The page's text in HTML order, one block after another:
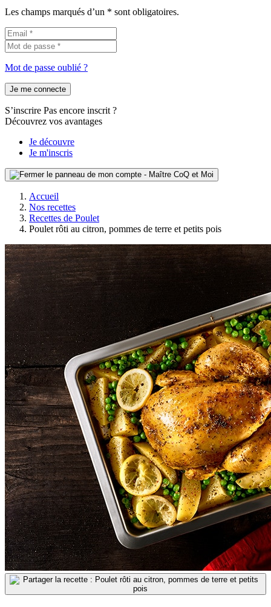
Les champs marqués d’un * sont obligatoires.
Mot de passe oublié ?
Je me connecte
S’inscrire Pas encore inscrit ?
Découvrez vos avantages
Je découvre
Je m'inscris
Accueil
Nos recettes
Recettes de Poulet
Poulet rôti au citron, pommes de terre et petits pois